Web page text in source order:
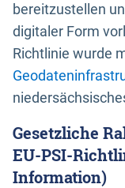
bereitzustellen
digitaler Form
Richtlinie wurde
Gesetzliche
EU-PSI-
Information)